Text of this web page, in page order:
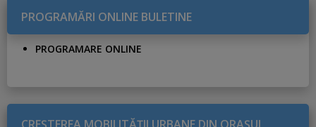
PROGRAMĂRI ONLINE BULETINE
PROGRAMARE ONLINE